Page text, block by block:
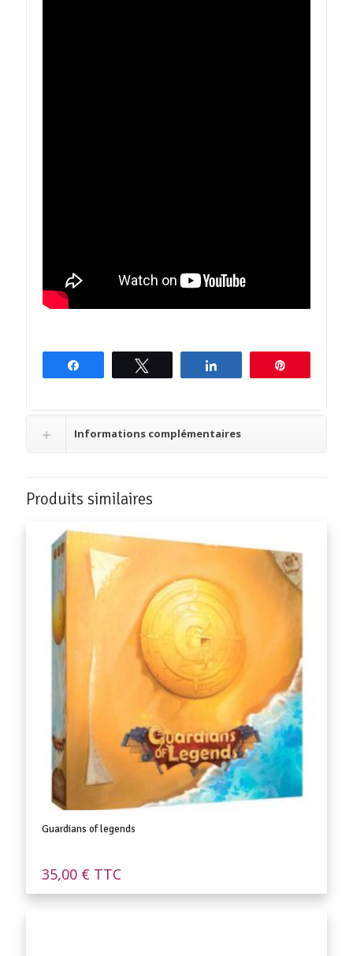
Informations complémentaires
Produits similaires
Guardians of legends
35,00 € TTC